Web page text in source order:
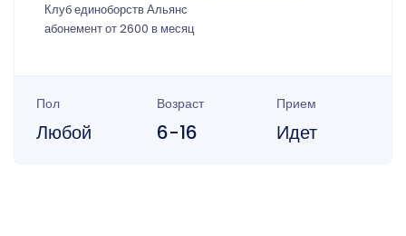
Клуб единоборств Альянс
абонемент от 2600 в месяц
Пол
Любой
Возраст
6-16
Прием
Идет